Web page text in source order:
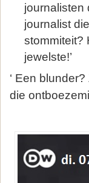
journalisten
journalist
stommiteit?
jewelste!’
‘ Een
die